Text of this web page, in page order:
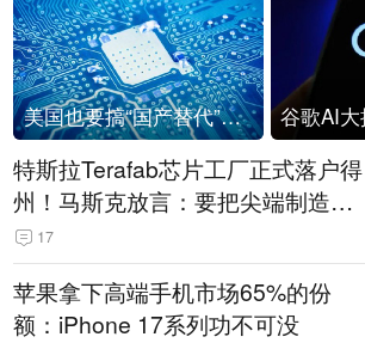
美国也要搞“国产替代”？先算清三笔账
特斯拉Terafab芯片工厂正式落户得
州！马斯克放言：要把尖端制造带
回美国
17
苹果拿下高端手机市场65%的份
额：iPhone 17系列功不可没